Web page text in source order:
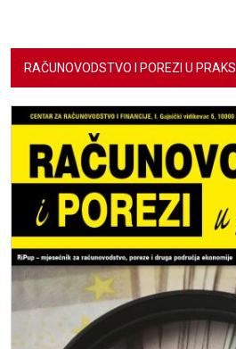
RAČUNOVODSTVO I POREZI U PRAKSI